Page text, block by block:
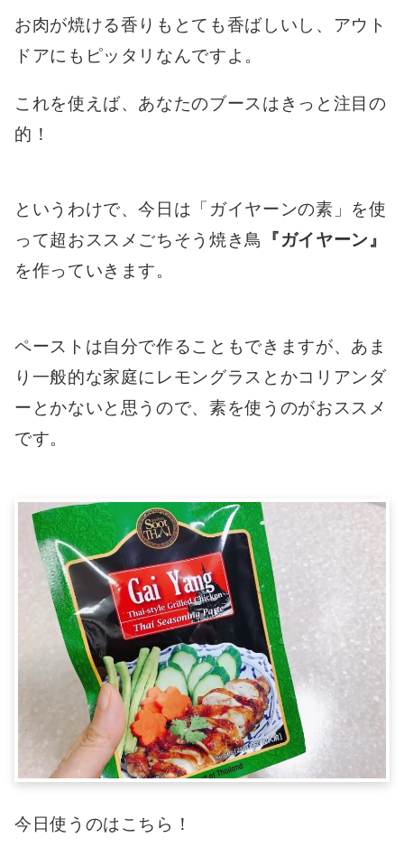
お肉が焼ける香りもとても香ばしいし、アウト
ドアにもピッタリなんですよ。
これを使えば、あなたのブースはきっと注目の
的！
というわけで、今日は「ガイヤーンの素」を使
って超おススメごちそう焼き鳥
『ガイヤーン』
を作っていきます。
ペーストは自分で作ることもできますが、あま
り一般的な家庭にレモングラスとかコリアンダ
ーとかないと思うので、素を使うのがおススメ
です。
今日使うのはこちら！